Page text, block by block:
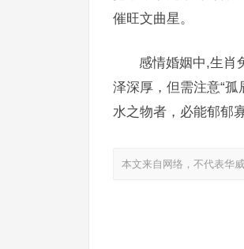
催旺文曲星。
感情婚姻中,生肖
泽深厚，但需注意“
水之物者，必能郁郁
本文来自网络，不代表华